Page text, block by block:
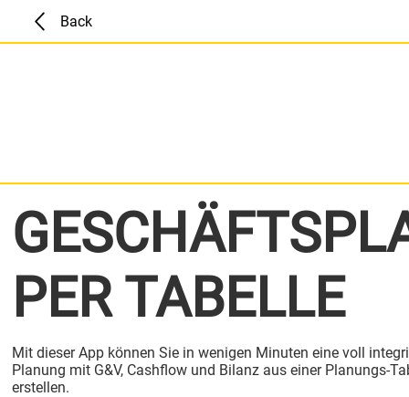
Back
PER TABELLE
Mit dieser App können Sie in wenigen Minuten eine voll
Planung mit G&V, Cashflow und Bilanz aus einer Planungs-
erstellen.